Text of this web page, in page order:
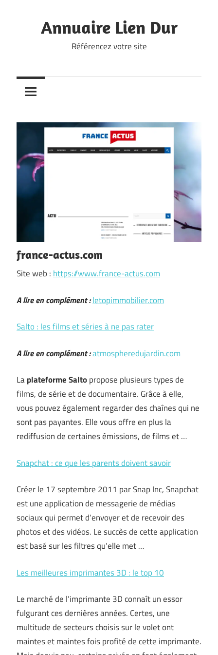
contentAnnuaire Lien Dur
Référencez votre site
france-actus.com
Site web : https://www.france-actus.com
A lire en complément :letopimmobilier.com
Salto : les films et séries à ne pas rater
A lire en complément :atmospheredujardin.com
Laplateforme Saltopropose plusieurs types de
films, de série et de documentaire. Grâce à elle,
vous pouvez également regarder des chaînes qui ne
sont pas payantes. Elle vous offre en plus la
rediffusion de certaines émissions, de films et …
Snapchat : ce que les parents doivent savoir
Créer le 17 septembre 2011 par Snap Inc, Snapchat
est une application de messagerie de médias
sociaux qui permet d’envoyer et de recevoir des
photos et des vidéos. Le succès de cette application
est basé sur les filtres qu’elle met …
Les meilleures imprimantes 3D : le top 10
Le marché de l’imprimante 3D connaît un essor
fulgurant ces dernières années. Certes, une
multitude de secteurs choisis sur le volet ont
maintes et maintes fois profité de cette imprimante.